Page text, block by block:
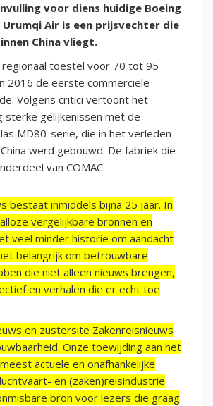
voor diens huidige Boeing
Air is een prijsvechter die
China vliegt.
regionaal toestel voor 70 tot 95
2016 de eerste commerciële
Volgens critici vertoont het
gelijkenissen met de
MD80-serie, die in het verleden
werd gebouwd. De fabriek die
van COMAC.
bestaat inmiddels bijna 25 jaar. In
vergelijkbare bronnen en
veel minder historie om aandacht
belangrijk om betrouwbare
die niet alleen nieuws brengen,
en verhalen die er echt toe
en zustersite Zakenreisnieuws
Onze toewijding aan het
actuele en onafhankelijke
en (zaken)reisindustrie
bron voor lezers die graag